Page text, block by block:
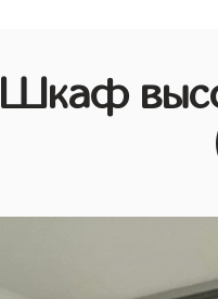
Шкаф